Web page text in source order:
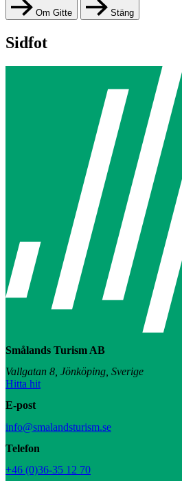
Om Gitte Stäng
Sidfot
Smålands Turism AB
Vallgatan 8, Jönköping, Sverige
Hitta hit
E-post
info@smalandsturism.se
Telefon
+46 (0)36-35 12 70